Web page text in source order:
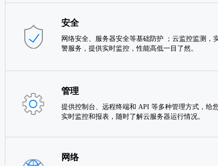
安全
网络安全、服务器安全等基础防护 ；云监控监测
警服务，提供实时监控，性能高低一目了然。
管理
提供控制台、远程终端和 API 等多种管理方式，给
实时监控和报表，随时了解云服务器运行情况。
网络